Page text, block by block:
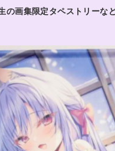
の画集限定タペストリーな